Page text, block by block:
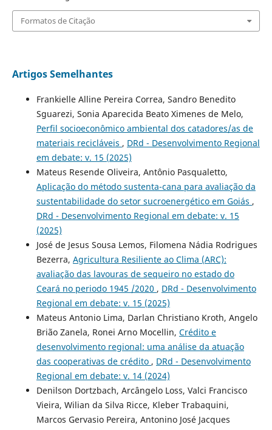
Formatos de Citação
Artigos Semelhantes
Frankielle Alline Pereira Correa, Sandro Benedito
Sguarezi, Sonia Aparecida Beato Ximenes de Melo,
Perfil socioeconômico ambiental dos catadores/as de
materiais recicláveis , DRd - Desenvolvimento Regional
em debate: v. 15 (2025)
Mateus Resende Oliveira, Antônio Pasqualetto,
Aplicação do método sustenta-cana para avaliação da
sustentabilidade do setor sucroenergético em Goiás ,
DRd - Desenvolvimento Regional em debate: v. 15
(2025)
José de Jesus Sousa Lemos, Filomena Nádia Rodrigues
Bezerra, Agricultura Resiliente ao Clima (ARC):
avaliação das lavouras de sequeiro no estado do
Ceará no periodo 1945 /2020 , DRd - Desenvolvimento
Regional em debate: v. 15 (2025)
Mateus Antonio Lima, Darlan Christiano Kroth, Angelo
Brião Zanela, Ronei Arno Mocellin, Crédito e
desenvolvimento regional: uma análise da atuação
das cooperativas de crédito , DRd - Desenvolvimento
Regional em debate: v. 14 (2024)
Denilson Dortzbach, Arcângelo Loss, Valci Francisco
Vieira, Wilian da Silva Ricce, Kleber Trabaquini,
Marcos Gervasio Pereira, Antonino José Jacques